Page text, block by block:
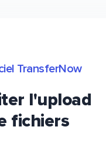
TransferNow
l'upload
fichiers